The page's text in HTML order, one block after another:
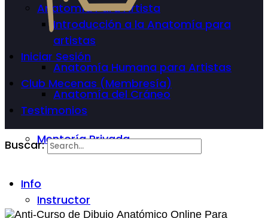
Anatomía Para Artista
Introducción a la Anatomía para
artistas
Anatomía Humana para Artistas
Anatomía del Cráneo
Mentoría Privada
Info
Instructor
Iniciar Sesión
Club Mecenas (Membresía)
Testimonios
Buscar: